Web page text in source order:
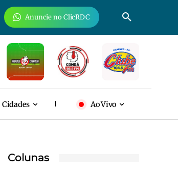
Anuncie no ClicRDC
Cidades Ao Vivo
Colunas